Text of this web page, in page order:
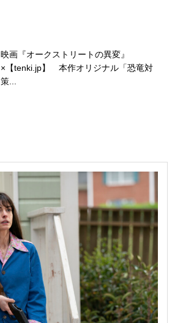
映画『オークストリートの異変』
×【tenki.jp】 本作オリジナル「恐竜対
策...